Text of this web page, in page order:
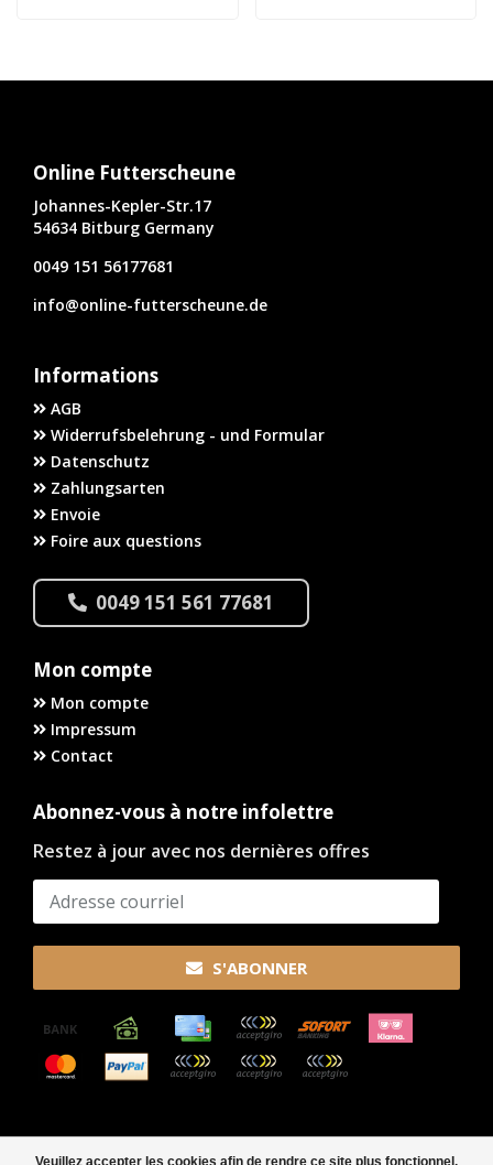
Veuillez accepter les cookies afin de rendre ce site plus fonctionnel.
Online Futterscheune
Johannes-Kepler-Str.17
54634 Bitburg Germany
0049 151 56177681
info@online-futterscheune.de
Informations
AGB
Widerrufsbelehrung - und Formular
Datenschutz
Zahlungsarten
Envoie
Foire aux questions
0049 151 561 77681
Mon compte
Mon compte
Impressum
Contact
Abonnez-vous à notre infolettre
Restez à jour avec nos dernières offres
S'ABONNER
© Copyright 2026